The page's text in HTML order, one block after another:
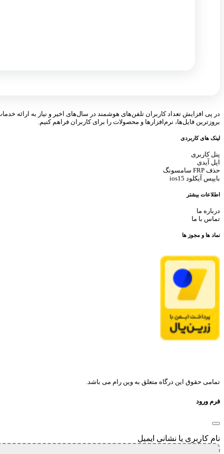
در پی افزایش تعداد کاربران تلفن‌های هوشمند در سال‌های اخیر و نیاز به ارائه
بروزترین فایل‌ها، نرم‌افزارها و محصولات را برای کاربران فراهم کنیم.
لینک های کاربردی
پنل کاربری
اپل آیدی
حذف FRP سامسونگ
بایپس آیکلود ios15
اطلاعات بیشتر
درباره ما
تماس با ما
نماد ها و مجوز ها
تمامی حقوق این درگاه متعلق به وین رام می باشد.
فرم ورود
نام کاربری یا نشانی ایمیل